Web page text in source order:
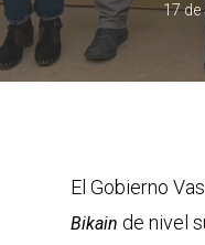
17 de
El Gobierno
Bikain de nivel